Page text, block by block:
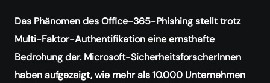
Das Phänomen des Office-365-Phishing stellt trotz
Multi-Faktor-Authentifikation eine ernsthafte
Bedrohung dar. Microsoft-SicherheitsforscherInnen
haben aufgezeigt, wie mehr als 10.000 Unternehmen